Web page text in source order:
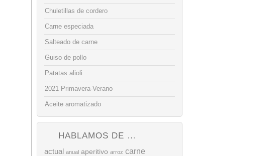
Chuletillas de cordero
Carne especiada
Salteado de carne
Guiso de pollo
Patatas alioli
2021 Primavera-Verano
Aceite aromatizado
HABLAMOS DE …
actual anual aperitivo arroz carne